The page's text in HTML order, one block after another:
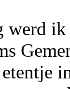
werd
etentje